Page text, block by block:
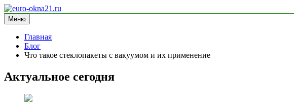
Перейти
к
содержимому
euro-okna21.ru
блог про окна
Меню
Главная
Блог
Что такое стеклопакеты с вакуумом и их применение
Актуальное сегодня